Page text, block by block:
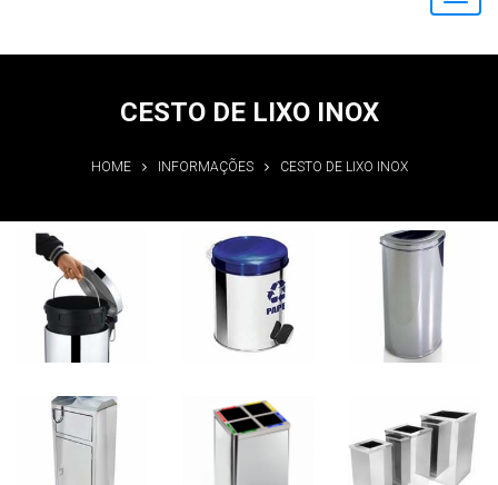
CESTO DE LIXO INOX
HOME INFORMAÇÕES CESTO DE LIXO INOX
Cesto de lixo
inox
Cesto de lixo
Cesto de lixo
inox